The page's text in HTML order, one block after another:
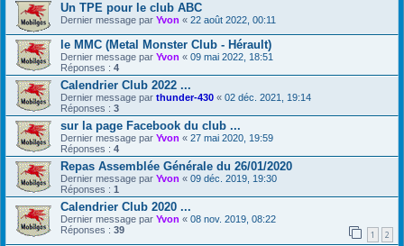
Un TPE pour le club ABC
Dernier message par Yvon « 22 août 2022, 00:11
le MMC (Metal Monster Club - Hérault)
Dernier message par Yvon « 09 mai 2022, 18:51
Réponses : 4
Calendrier Club 2022 ...
Dernier message par thunder-430 « 02 déc. 2021, 19:14
Réponses : 3
sur la page Facebook du club ...
Dernier message par Yvon « 27 mai 2020, 19:59
Réponses : 4
Repas Assemblée Générale du 26/01/2020
Dernier message par Yvon « 09 déc. 2019, 19:30
Réponses : 1
Calendrier Club 2020 ...
Dernier message par Yvon « 08 nov. 2019, 08:22
Réponses : 39 1 2